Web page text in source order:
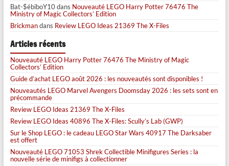
Bat-$ébiboY10dans Nouveauté LEGO Harry Potter 76476 The
Ministry of Magic Collectors’ Edition
Brickmandans Review LEGO Ideas 21369 The X-Files
Articles récents
Nouveauté LEGO Harry Potter 76476 The Ministry of Magic
Collectors’ Edition
Guide d’achat LEGO août 2026 : les nouveautés sont disponibles !
Nouveautés LEGO Marvel Avengers Doomsday 2026 : les sets sont en
précommande
Review LEGO Ideas 21369 The X-Files
Review LEGO Ideas 40896 The X-Files: Scully’s Lab (GWP)
Sur le Shop LEGO : le cadeau LEGO Star Wars 40917 The Darksaber
est offert
Nouveauté LEGO 71053 Shrek Collectible Minifigures Series : la
nouvelle série de minifigs à collectionner